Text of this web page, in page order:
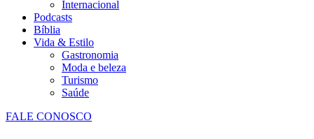
Internacional
Podcasts
Bíblia
Vida & Estilo
Gastronomia
Moda e beleza
Turismo
Saúde
FALE CONOSCO